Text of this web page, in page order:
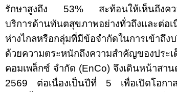
รักษาสูงถึง 53% สะท้อนให้เห็นถึงค
บริการด้านทันตสุขภาพอย่างทั่วถึงและต่อ
ห่างไกลหรือกลุ่มที่มีข้อจำกัดในการเข้าถึ
ด้วยความตระหนักถึงความสำคัญของป
คอมเพล็กซ์ จำกัด (EnCo) จึงเดินหน้าสาน
2569 ต่อเนื่องเป็นปีที่ 5 เพื่อเปิดโอก